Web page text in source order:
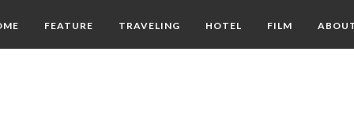
FEATURE TRAVELING HOTEL FILM